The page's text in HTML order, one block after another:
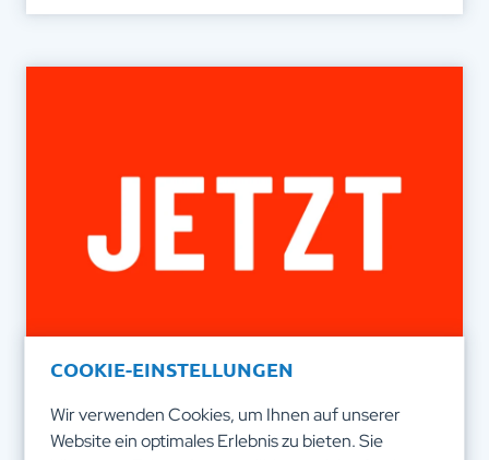
COOKIE-EINSTELLUNGEN
Wir verwenden Cookies, um Ihnen auf unserer
Website ein optimales Erlebnis zu bieten. Sie
Presse